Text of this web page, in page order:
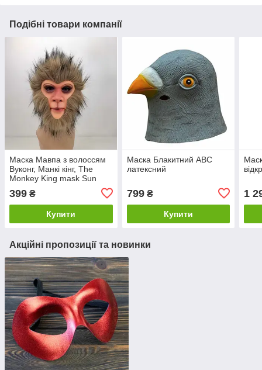
Подібні товари компанії
Маска Мавпа з волоссям
Вуконг, Манкі кінг, The
Monkey King mask Sun
399 ₴
Купити
Маска Блакитний ABC
латексний
799₴
Купити
1
Акційні пропозиції та новинки